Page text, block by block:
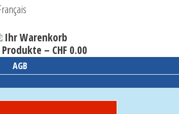
Ihr Warenkorb
Produkte – CHF 0.00
AGB